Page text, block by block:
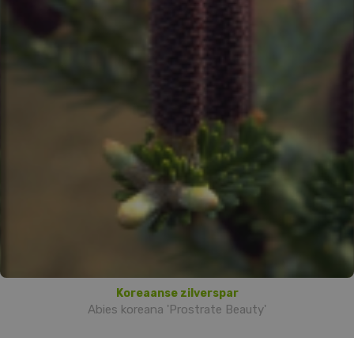
Koreaanse zilverspar
Abies koreana 'Prostrate Beauty'